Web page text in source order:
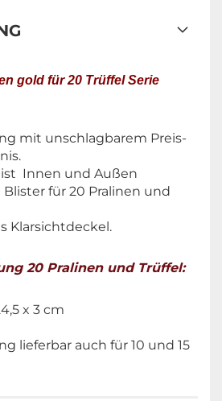
gold für 20 Trüffel Serie
mit unschlagbarem Preis-
Innen und Außen
für 20 Pralinen und
Klarsichtdeckel.
20 Pralinen und Trüffel:
x 3 cm
lieferbar auch für 10 und 15